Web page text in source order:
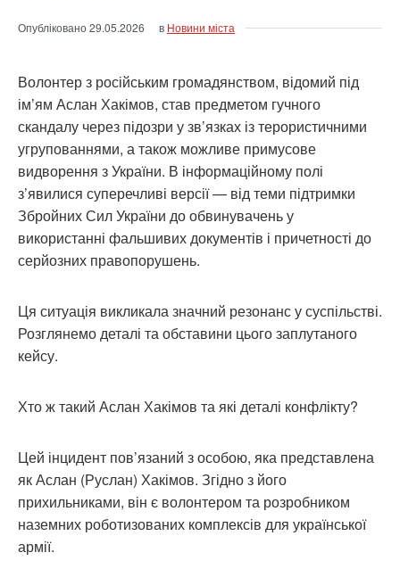
Опубліковано29.05.2026 в Новини міста
Волонтер з російським громадянством, відомий під
ім’ям Аслан Хакімов, став предметом гучного
скандалу через підозри у зв’язках із терористичними
угрупованнями, а також можливе примусове
видворення з України. В інформаційному полі
з’явилися суперечливі версії — від теми підтримки
Збройних Сил України до обвинувачень у
використанні фальшивих документів і причетності до
серйозних правопорушень.
Ця ситуація викликала значний резонанс у суспільстві.
Розглянемо деталі та обставини цього заплутаного
кейсу.
Хто ж такий Аслан Хакімов та які деталі конфлікту?
Цей інцидент пов’язаний з особою, яка представлена
як Аслан (Руслан) Хакімов. Згідно з його
прихильниками, він є волонтером та розробником
наземних роботизованих комплексів для української
армії.